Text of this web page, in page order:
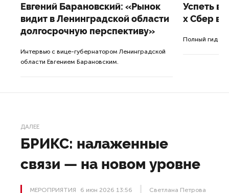
Евгений Барановский: «Рынок
видит в Ленинградской области
долгосрочную перспективу»
Интервью с вице-губернатором Ленинградской
области Евгением Барановским.
Успеть
x Сбер в
Полный гид по
ДАЛЕЕ
БРИКС: налаженные
связи — на новом уровне
МЕРОПРИЯТИЯ 6 июн 2026 13:56 Светлана Петрова